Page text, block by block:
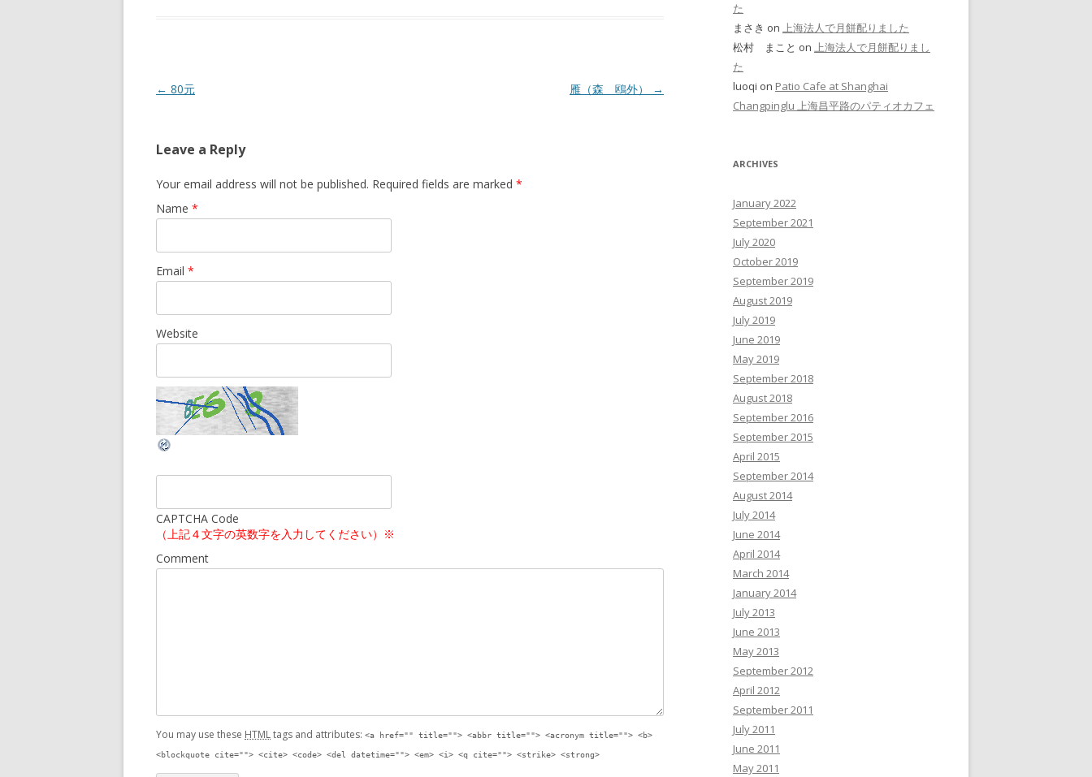
Post navigation
← 80元 雁（森 鴎外） →
Leave a Reply
Your email address will not be published. Required fields are marked *
Name *
Email *
Website
CAPTCHA Code
（上記４文字の英数字を入力してください）※
Comment
You may use these HTMLtags and attributes: <a href="" title=""> <abbr title=""> <acronym title=""> <b>
<blockquote cite=""> <cite> <code> <del datetime=""> <em> <i> <q cite=""> <strike> <strong>
た
まさき on 上海法人で月餅配りました
松村 まこと on 上海法人で月餅配りまし
た
luoqi on Patio Cafe at Shanghai
Changpinglu 上海昌平路のパティオカフェ
ARCHIVES
January 2022
September 2021
July 2020
October 2019
September 2019
August 2019
July 2019
June 2019
May 2019
September 2018
August 2018
September 2016
September 2015
April 2015
September 2014
August 2014
July 2014
June 2014
April 2014
March 2014
January 2014
July 2013
June 2013
May 2013
September 2012
April 2012
September 2011
July 2011
June 2011
May 2011